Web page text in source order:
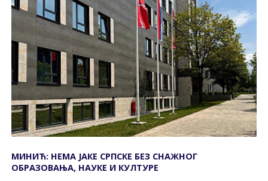
МИНИЋ: НЕМА ЈАКЕ СРПСКЕ БЕЗ СНАЖНОГ
ОБРАЗОВАЊА, НАУКЕ И КУЛТУРЕ